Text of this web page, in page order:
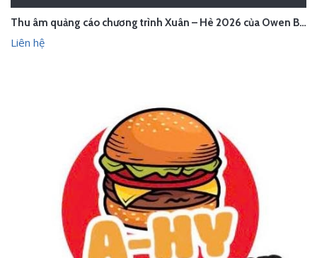
Thu âm quảng cáo chương trình Xuân – Hè 2026 của Owen Bắc Giang
Liên hệ